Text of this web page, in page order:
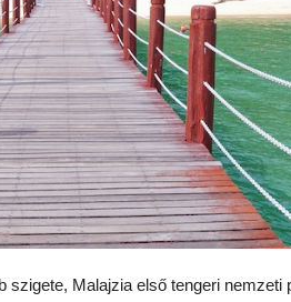
szigete, Malajzia első tengeri nemzeti